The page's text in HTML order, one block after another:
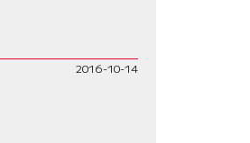
2016-10-14